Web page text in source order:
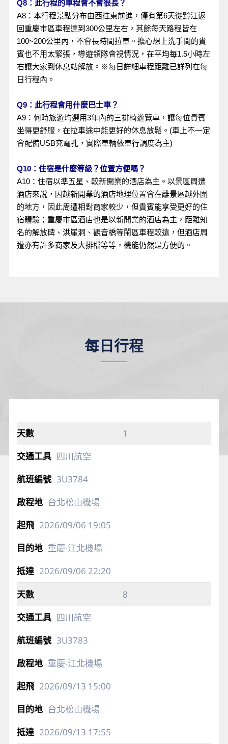
Q8：此行程的車程會不會很長？
A8：本行程景點分布由西往東前進，僅有第6天從黔江返
回重慶市區車程達到300公里左右，其餘每天路程皆在
100~200公里內，不會長時間拉車。擔心想上洗手間的貴
賓也不用太緊張，導遊領隊會視情況，在平均每1.5小時左
右讓大家到休息站解放。※每日詳細車程距離已詳列在每
日行程內。
Q9：此行程會用什麼巴士車？
A9：何時旅遊均選用3年內的三排椅遊覽車，讓每位貴賓
坐得更舒服，在拉車途中能更好的休息放鬆。(車上不一定
會配備USB充電孔，實際車輛依車行調度為主)
Q10：住宿是什麼等級？位置方便嗎？
A10：住宿以準五星、較新開業的酒店為主。以景區周遭
酒店來說，因越新開業的酒店地理位置會在離景區越外圍
的地方，因此周遭相對商家較少，但貴賓能享受更好的住
宿體驗；重慶市區酒店也是以新開業的酒店為主，距離知
名的解放碑、洪崖洞、觀音橋等鬧區車程較遠，但酒店周
遭亦有許多商家及大排檔等等，機能仍然是方便的。
每日行程
1
四川航空
3U3784
台北松山機場
2026/09/06 19:05
重慶-江北機場
2026/09/06 22:20
8
四川航空
3U3783
重慶-江北機場
2026/09/13 15:00
台北松山機場
2026/09/13 17:55